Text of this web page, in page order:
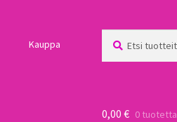
Kauppa
0,00 € 0 tuotetta